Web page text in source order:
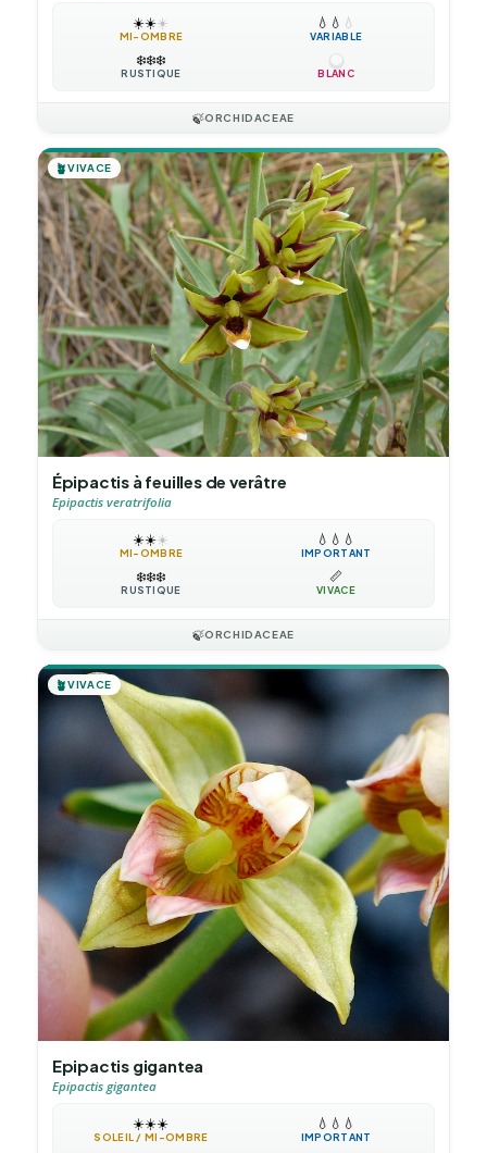
☀️☀️☀️
MI-OMBRE
💧 💧 💧
VARIABLE
❄️❄️❄️
RUSTIQUE BLANC
🍃ORCHIDACEAE
🪴VIVACE
Épipactis à feuilles de verâtre
Epipactis veratrifolia
☀️☀️☀️
MI-OMBRE
💧 💧 💧
IMPORTANT
❄️❄️❄️
RUSTIQUE
📏
VIVACE
🍃ORCHIDACEAE
🪴VIVACE
Epipactis gigantea
Epipactis gigantea
☀️☀️☀️
SOLEIL / MI-OMBRE
💧 💧 💧
IMPORTANT